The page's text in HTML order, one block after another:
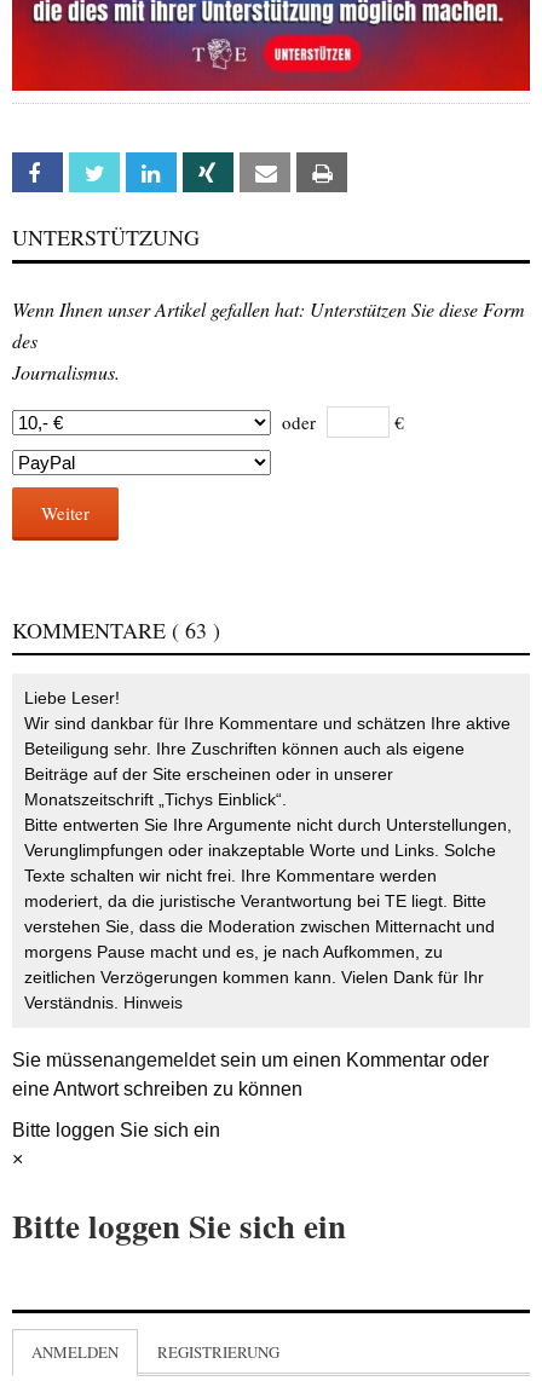
Facebook Twitter Linkedin Xing Email
UNTERSTÜTZUNG
Wenn Ihnen unser Artikel gefallen hat: Unterstützen Sie diese Form
des
Journalismus.
oder €
Weiter
KOMMENTARE ( 63 )
Liebe Leser!
Wir sind dankbar für Ihre Kommentare und schätzen Ihre aktive
Beteiligung sehr. Ihre Zuschriften können auch als eigene
Beiträge auf der Site erscheinen oder in unserer
Monatszeitschrift „Tichys Einblick“.
Bitte entwerten Sie Ihre Argumente nicht durch Unterstellungen,
Verunglimpfungen oder inakzeptable Worte und Links. Solche
Texte schalten wir nicht frei. Ihre Kommentare werden
moderiert, da die juristische Verantwortung bei TE liegt. Bitte
verstehen Sie, dass die Moderation zwischen Mitternacht und
morgens Pause macht und es, je nach Aufkommen, zu
zeitlichen Verzögerungen kommen kann. Vielen Dank für Ihr
Verständnis. Hinweis
Sie müssenangemeldetsein um einen Kommentar oder
eine Antwort schreiben zu können
Bitte loggen Sie sich ein
×
Bitte loggen Sie sich ein
ANMELDEN REGISTRIERUNG